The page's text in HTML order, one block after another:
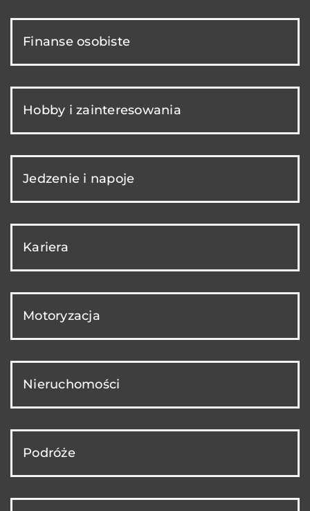
Finanse osobiste
Hobby i zainteresowania
Jedzenie i napoje
Kariera
Motoryzacja
Nieruchomości
Podróże